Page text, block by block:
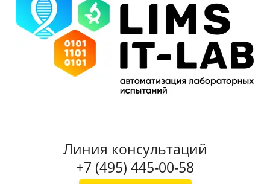
Линия консультаций
+7 (495) 445-00-58